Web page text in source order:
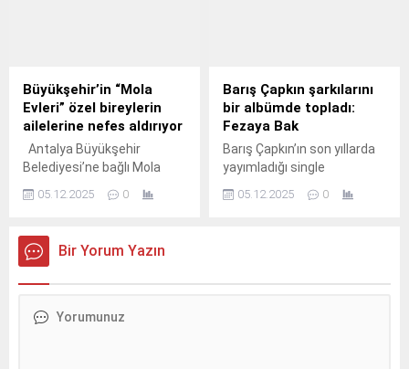
Büyükşehir’in “Mola
Evleri” özel bireylerin
ailelerine nefes aldırıyor
Antalya Büyükşehir
Belediyesi’ne bağlı Mola
bireylere ve ailelerine
ediyor.
05.12.2025 0
Barış Çapkın şarkılarını
bir albümde topladı:
Fezaya Bak
Barış Çapkın’ın son yıllarda
yayımladığı single
bir seçki, “Fezaya Bak”
05.12.2025 0
Bir Yorum Yazın